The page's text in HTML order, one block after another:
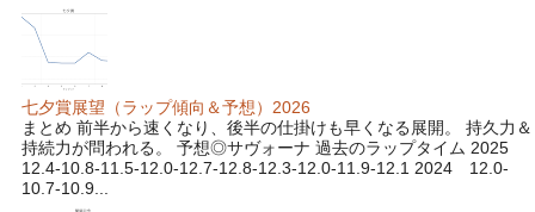
七夕賞展望（ラップ傾向＆予想）2026
まとめ 前半から速くなり、後半の仕掛けも早くなる展開。 持久力＆
持続力が問われる。 予想◎サヴォーナ 過去のラップタイム 2025
12.4-10.8-11.5-12.0-12.7-12.8-12.3-12.0-11.9-12.1 2024 12.0-
10.7-10.9...